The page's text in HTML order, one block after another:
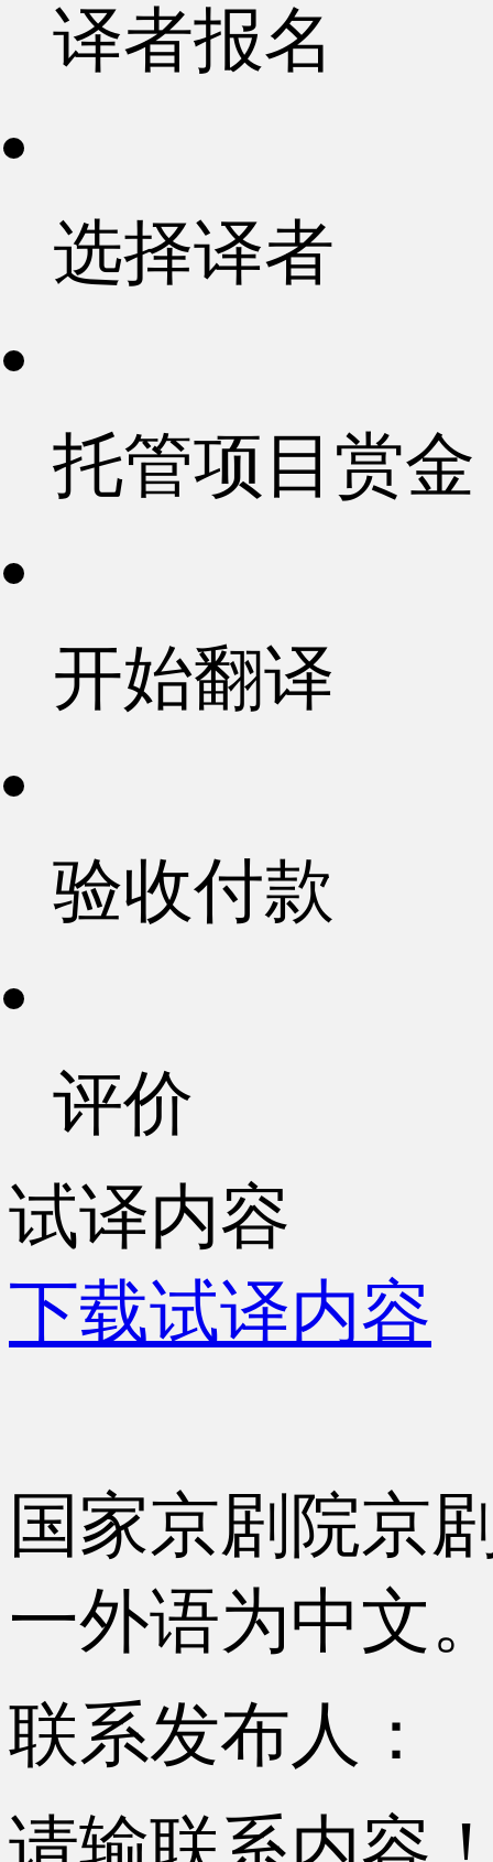
译者报名
选择译者
托管项目赏金
开始翻译
验收付款
评价
试译内容
下载试译内容
国家京剧院京
一外语为中文
联系发布人：